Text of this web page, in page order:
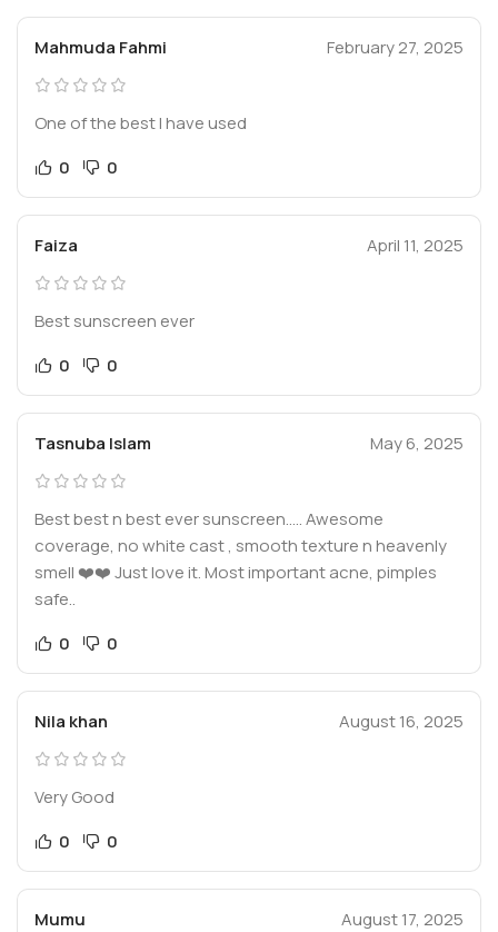
Mahmuda Fahmi February 27, 2025
One of the best I have used
0
0
Faiza April 11, 2025
Best sunscreen ever
0
0
Tasnuba Islam May 6, 2025
Best best n best ever sunscreen….. Awesome
coverage, no white cast , smooth texture n heavenly
smell ❤️❤️ Just love it. Most important acne, pimples
safe..
0
0
Nila khan August 16, 2025
Very Good
0
0
Mumu August 17, 2025